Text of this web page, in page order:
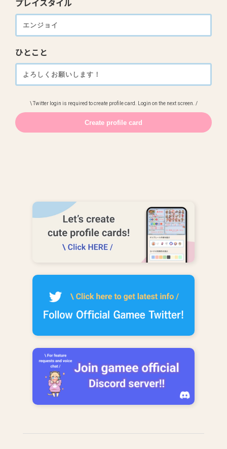
プレイスタイル
ひとこと
\ Twitter login is required to create profile card. Login on the next screen. /